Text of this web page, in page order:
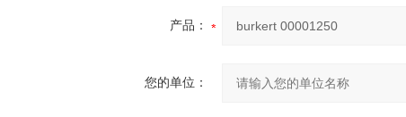
产品：
您的单位：